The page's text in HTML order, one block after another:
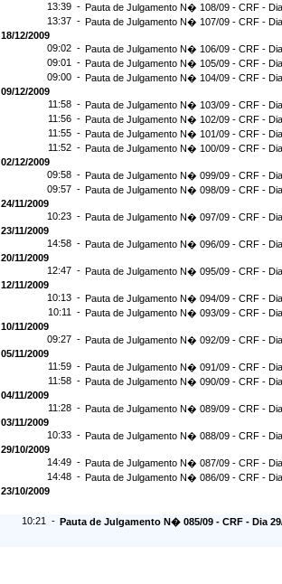
13:39 - Pauta de Julgamento N� 108/09 - CRF -
13:37 - Pauta de Julgamento N� 107/09 - CRF -
18/12/2009
09:02 - Pauta de Julgamento N� 106/09 - CRF -
09:01 - Pauta de Julgamento N� 105/09 - CRF -
09:00 - Pauta de Julgamento N� 104/09 - CRF -
09/12/2009
11:58 - Pauta de Julgamento N� 103/09 - CRF -
11:56 - Pauta de Julgamento N� 102/09 - CRF -
11:55 - Pauta de Julgamento N� 101/09 - CRF -
11:52 - Pauta de Julgamento N� 100/09 - CRF -
02/12/2009
09:58 - Pauta de Julgamento N� 099/09 - CRF -
09:57 - Pauta de Julgamento N� 098/09 - CRF -
24/11/2009
10:23 - Pauta de Julgamento N� 097/09 - CRF -
23/11/2009
14:58 - Pauta de Julgamento N� 096/09 - CRF -
20/11/2009
12:47 - Pauta de Julgamento N� 095/09 - CRF -
12/11/2009
10:13 - Pauta de Julgamento N� 094/09 - CRF -
10:11 - Pauta de Julgamento N� 093/09 - CRF -
10/11/2009
09:27 - Pauta de Julgamento N� 092/09 - CRF -
05/11/2009
11:59 - Pauta de Julgamento N� 091/09 - CRF -
11:58 - Pauta de Julgamento N� 090/09 - CRF -
04/11/2009
11:28 - Pauta de Julgamento N� 089/09 - CRF -
03/11/2009
10:33 - Pauta de Julgamento N� 088/09 - CRF -
29/10/2009
14:49 - Pauta de Julgamento N� 087/09 - CRF -
14:48 - Pauta de Julgamento N� 086/09 - CRF -
23/10/2009
10:21 - Pauta de Julgamento N� 085/09 - CRF - Dia